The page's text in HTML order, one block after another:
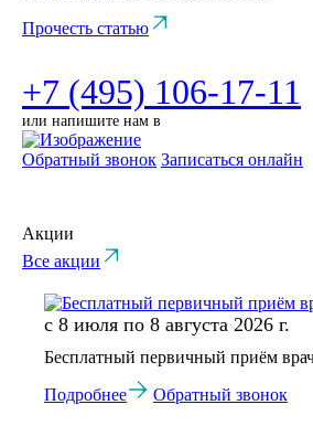
Прочесть статью
+7 (495) 106-17-11
или напишите нам в
Обратный звонок Записаться онлайн
Акции
Все акции
с 8 июля по 8 августа 2026 г.
Бесплатный первичный приём
Подробнее
Обратный звонок